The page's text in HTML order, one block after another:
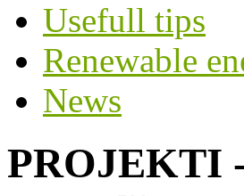
Usefull tips
Renewable
News
PROJEKTI